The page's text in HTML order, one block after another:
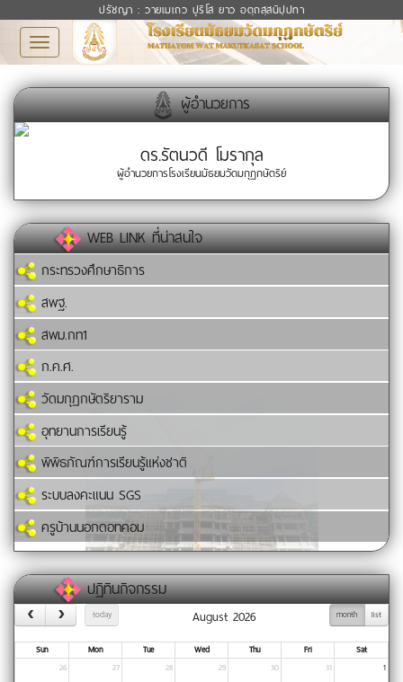
ปรัชญา : วายเมเถว ปุริโส ยาว อตฺถสฺสนิปฺปทา
Toggle
navigation
ผู้อำนวยการ
ดร.รัตนวดี โมรากุล
ผู้อำนวยการโรงเรียนมัธยมวัดมกุฏกษัตริย์
WEB LINK ที่น่าสนใจ
กระทรวงศึกษาธิการ
สพฐ.
สพม.กท1
ก.ค.ศ.
วัดมกุฏกษัตริยาราม
อุทยานการเรียนรู้
พิพิธภัณฑ์การเรียนรู้แห่งชาติ
ระบบลงคะแนน SGS
ครูบ้านนอกดอทคอม
ปฏิทินกิจกรรม
today month list
August 2026
Sun Mon Tue Wed Thu Fri
Sat
26
27 28 29 30 31 1